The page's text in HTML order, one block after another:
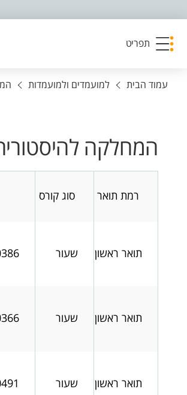
תפריט
עמוד הבית למועמדים ולמועמדות
המחלקה להיסטוריה כללית
רמת תואר סוג קורס
תואר ראשון שעור
תואר ראשון שעור
תואר ראשון שעור